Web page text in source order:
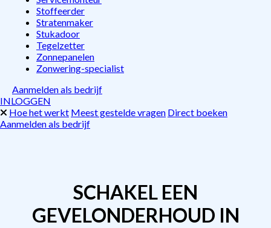
Stoffeerder
Stratenmaker
Stukadoor
Tegelzetter
Zonnepanelen
Zonwering-specialist
Aanmelden als bedrijf
INLOGGEN
Hoe het werkt Meest gestelde vragen Direct boeken
Aanmelden als bedrijf
SCHAKEL EEN
GEVELONDERHOUD IN